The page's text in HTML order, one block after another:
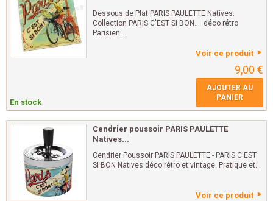
Dessous de Plat PARIS PAULETTE Natives.
Collection PARIS C'EST SI BON... déco rétro
Parisien...
Voir ce produit
9,00 €
En stock
AJOUTER AU
PANIER
Cendrier poussoir PARIS PAULETTE
Natives...
Cendrier Poussoir PARIS PAULETTE - PARIS C'EST
SI BON Natives déco rétro et vintage. Pratique et...
Voir ce produit